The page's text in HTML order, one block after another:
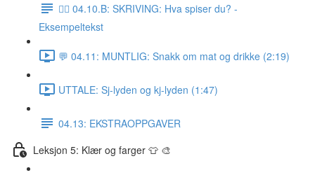
✍🏼 04.10.B: SKRIVING: Hva spiser du? -
Eksempeltekst
💬 04.11: MUNTLIG: Snakk om mat og drikke (2:19)
UTTALE: Sj-lyden og kj-lyden (1:47)
04.13: EKSTRAOPPGAVER
Leksjon 5: Klær og farger 👕 🎨